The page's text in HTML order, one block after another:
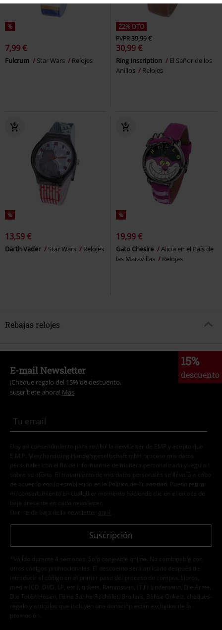
%
7,99 €
Fulcrum Star Wars Relojes
22% DTO
PVPR39,99 €
30,99 €
Ring Inscription
El Señor de los
Anillos
Relojes
%
13,59 €
Darth Vader Star Wars Relojes
%
19,99 €
Gato Chesire
Alicia en el País de
las Maravillas
Relojes
Rebajas relojes
15%
descuento
E-mail Newsletter
¡Cheque regalo del 15% de descuento,
suscríbete ahora! Más
Doy mi consentimiento para recibir la newsletter de EMP y acepto que
E.M.P. Merchandising Handelsgesellschaft mbH procese mis datos
personales con el fin de informarme de manera personalizada y regular
sobre su oferta. El tratamiento de mis datos personales se llevará a cabo
de acuerdo con lo establecido en la
Política de Privacidad . Puedo retirar
mi consentimiento en cualquier momento haciendo clic en el enlace de
baja presente en cada newsletter.
Darme de baja de la newsletter
aquí
Suscripción
*Válido durante 4 semanas. Solo canjeable online. No combinable con
otros códigos promocionales. El descuento será aplicado después de
introducir el código en el primer paso del proceso de compra. Libros,
media (CD, DVD, LP, etc.), tickets, Rammstein, (Till) Lindemann, Die Ärzte,
Die Toten Hosen, Feine Sahne Fischfilet, Broilers, Böhse Onkelz, cheques-
regalo y artículos que incluyen una donación están excluidos de la
promoción.